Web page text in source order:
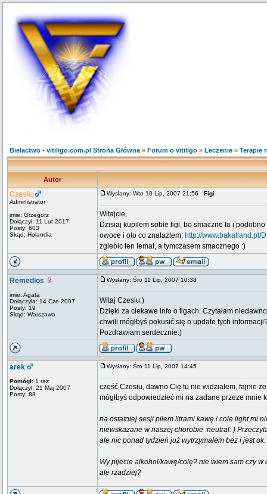
Bielactwo - vitiligo.com.pl Strona Główna » Forum o vitiligo » Leczenie » Terapie
Autor
Czesiu
Administrator
imie: Grzegorz
Dołączył: 11 Lut 2017
Posty: 603
Skąd: Holandia
Wysłany: Wto 10 Lip, 2007 21:56 Figi
Witajcie,
Dzisiaj kupilem sobie figi, bo smaczne to i
owoce i oto co znalazlem: http://www.bakalland.pl/
zglebic ten temat, a tymczasem smacznego :)
Remedios
imie: Agata
Dołączyła: 14 Cze 2007
Posty: 19
Skąd: Warszawa
Wysłany: Śro 11 Lip, 2007 10:38
Witaj Czesiu:)
Dzięki za ciekawe info o figach. Czytałam
chwili mógłbyś pokusić się o update tych
Pozdrawiam serdecznie:)
arek
Pomógł: 1 raz
Dołączył: 21 Maj 2007
Posty: 88
Wysłany: Śro 11 Lip, 2007 14:45
cześć Czesiu, dawno Cię tu nie widziałem, fajnie
mógłbyś odpowiedzieć mi na zadane przeze mnie
na ostatniej sesji piłem litrami kawę i cole light mi
niewskazane w naszej chorobie :neutral: )
ale nic ponad tydzień już wytrzymałem bez i jest ok.
Wy pijecie alkohol/kawę/colę? nie wiem sam czy
ale rzadziej?